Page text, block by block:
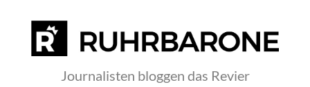
Journalisten bloggen das Revier